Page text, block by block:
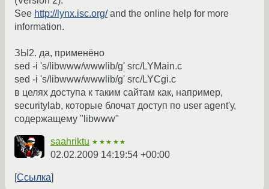
See http://lynx.isc.org/and the online help for more
information.
ЗЫ2. да, применёно
sed -i 's/libwww/wwwlib/g' src/LYMain.c
sed -i 's/libwww/wwwlib/g' src/LYCgi.c
в целях доступа к таким сайтам как, например,
securitylab, которые блочат доступ по user agent'у,
содержащему "libwww"
saahriktu ★★★★★
02.02.2009 14:19:54 +00:00
Ссылка